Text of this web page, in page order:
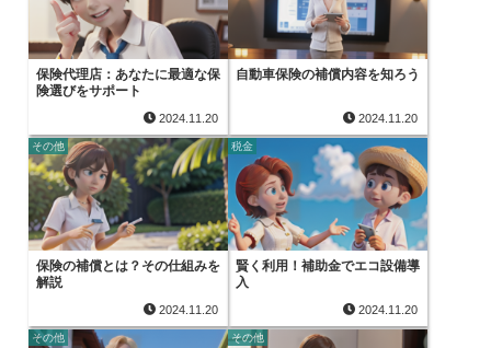
保険代理店：あなたに最適な保
険選びをサポート
2024.11.20
自動車保険の補償内容を知ろう
2024.11.20
その他
保険の補償とは？その仕組みを
解説
2024.11.20
税金
賢く利用！補助金でエコ設備導
入
2024.11.20
その他 その他